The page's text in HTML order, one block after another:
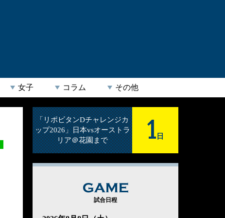
女子 コラム その他
「リポビタンDチャレンジカ
ップ2026」日本vsオーストラ
リア＠花園まで
1 日
GAME
試合日程